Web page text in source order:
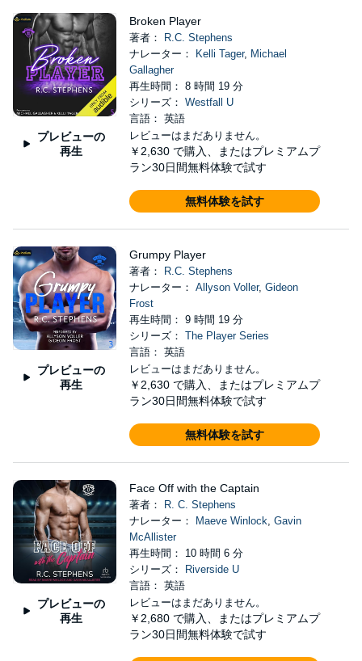
プレビューの
再生
Broken Player
著者：
R.C. Stephens
ナレーター：
Kelli Tager, Michael
Gallagher
再生時間： 8 時間 19 分
シリーズ： Westfall U
言語： 英語
レビューはまだありません。
￥2,630 で購入、またはプレミアムプ
ラン30日間無料体験で試す
無料体験を試す
プレビューの
再生
Grumpy Player
著者：
R.C. Stephens
ナレーター： Allyson Voller, Gideon
Frost
再生時間： 9 時間 19 分
シリーズ： The Player Series
言語： 英語
レビューはまだありません。
￥2,630 で購入、またはプレミアムプ
ラン30日間無料体験で試す
無料体験を試す
プレビューの
再生
Face Off with the Captain
著者：
R. C. Stephens
ナレーター：
Maeve Winlock, Gavin
McAllister
再生時間： 10 時間 6 分
シリーズ：
Riverside U
言語： 英語
レビューはまだありません。
￥2,680 で購入、またはプレミアムプ
ラン30日間無料体験で試す